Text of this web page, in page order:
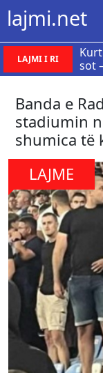
lajmi.net
LAJMI I RI
sot
Banda e
stadiumin
shumica të
LAJME